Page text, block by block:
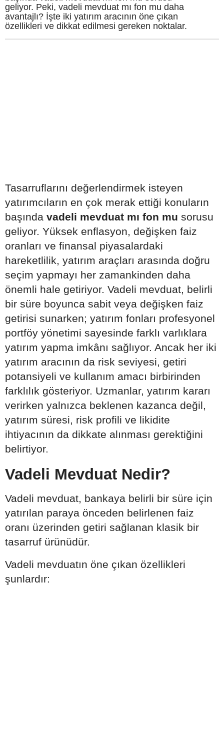
geliyor. Peki, vadeli mevduat mı fon mu daha
avantajlı? İşte iki yatırım aracının öne çıkan
özellikleri ve dikkat edilmesi gereken noktalar.
Tasarruflarını değerlendirmek isteyen
yatırımcıların en çok merak ettiği konuların
başında vadeli mevduat mı fon mu sorusu
geliyor. Yüksek enflasyon, değişken faiz
oranları ve finansal piyasalardaki
hareketlilik, yatırım araçları arasında doğru
seçim yapmayı her zamankinden daha
önemli hale getiriyor. Vadeli mevduat, belirli
bir süre boyunca sabit veya değişken faiz
getirisi sunarken; yatırım fonları profesyonel
portföy yönetimi sayesinde farklı varlıklara
yatırım yapma imkânı sağlıyor. Ancak her iki
yatırım aracının da risk seviyesi, getiri
potansiyeli ve kullanım amacı birbirinden
farklılık gösteriyor. Uzmanlar, yatırım kararı
verirken yalnızca beklenen kazanca değil,
yatırım süresi, risk profili ve likidite
ihtiyacının da dikkate alınması gerektiğini
belirtiyor.
Vadeli Mevduat Nedir?
Vadeli mevduat, bankaya belirli bir süre için
yatırılan paraya önceden belirlenen faiz
oranı üzerinden getiri sağlanan klasik bir
tasarruf ürünüdür.
Vadeli mevduatın öne çıkan özellikleri
şunlardır: